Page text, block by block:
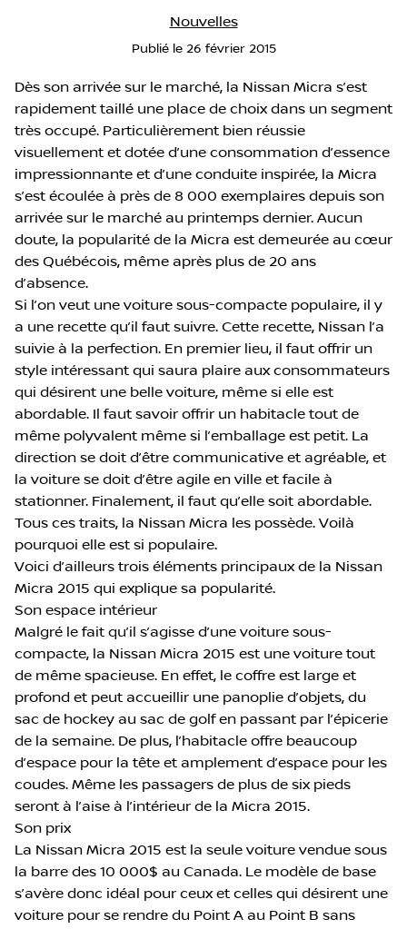
Nouvelles
Publié le 26 février 2015
Dès son arrivée sur le marché, la Nissan Micra s’est
rapidement taillé une place de choix dans un segment
très occupé. Particulièrement bien réussie
visuellement et dotée d’une consommation d’essence
impressionnante et d’une conduite inspirée, la Micra
s’est écoulée à près de 8 000 exemplaires depuis son
arrivée sur le marché au printemps dernier. Aucun
doute, la popularité de la Micra est demeurée au cœur
des Québécois, même après plus de 20 ans
d’absence.
Si l’on veut une voiture sous-compacte populaire, il y
a une recette qu’il faut suivre. Cette recette, Nissan l’a
suivie à la perfection. En premier lieu, il faut offrir un
style intéressant qui saura plaire aux consommateurs
qui désirent une belle voiture, même si elle est
abordable. Il faut savoir offrir un habitacle tout de
même polyvalent même si l’emballage est petit. La
direction se doit d’être communicative et agréable, et
la voiture se doit d’être agile en ville et facile à
stationner. Finalement, il faut qu’elle soit abordable.
Tous ces traits, la Nissan Micra les possède. Voilà
pourquoi elle est si populaire.
Voici d’ailleurs trois éléments principaux de la Nissan
Micra 2015 qui explique sa popularité.
Son espace intérieur
Malgré le fait qu’il s’agisse d’une voiture sous-
compacte, la Nissan Micra 2015 est une voiture tout
de même spacieuse. En effet, le coffre est large et
profond et peut accueillir une panoplie d’objets, du
sac de hockey au sac de golf en passant par l’épicerie
de la semaine. De plus, l’habitacle offre beaucoup
d’espace pour la tête et amplement d’espace pour les
coudes. Même les passagers de plus de six pieds
seront à l’aise à l’intérieur de la Micra 2015.
Son prix
La Nissan Micra 2015 est la seule voiture vendue sous
la barre des 10 000$ au Canada. Le modèle de base
s’avère donc idéal pour ceux et celles qui désirent une
voiture pour se rendre du Point A au Point B sans